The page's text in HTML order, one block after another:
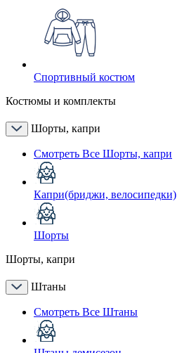
Спортивный костюм
Костюмы и комплекты
Шорты, капри
Смотреть Все Шорты, капри
Капри(бриджи, велосипедки)
Шорты
Шорты, капри
Штаны
Смотреть Все Штаны